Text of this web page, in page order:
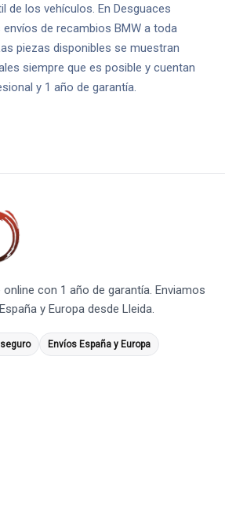
de los vehículos. En Desguaces
de recambios BMW a toda
piezas disponibles se muestran
siempre que es posible y cuentan
y 1 año de garantía.
con 1 año de garantía. Enviamos
y Europa desde Lleida.
Envíos España y Europa